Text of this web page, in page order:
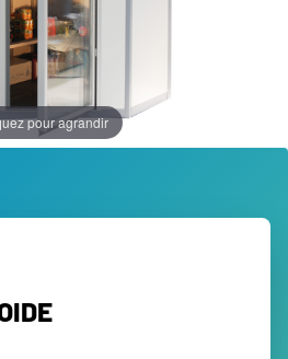
pour agrandir